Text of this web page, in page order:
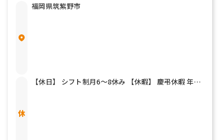
福岡県筑紫野市
【休日】 シフト制月6～8休み 【休暇】 慶弔休暇 年末